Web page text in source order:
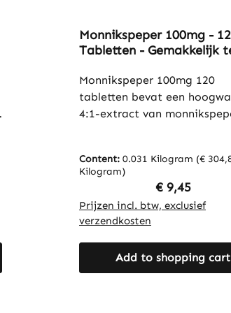
Monnikspeper 100mg -
Tabletten - Gemakkelijk
immuunsysteem, de huid,
botten en meer | Warnke
Vitalstoffe
Monnikspeper 100mg 120
tabletten bevat een
4:1-extract van
traditioneel op
manieren gebruikt. Met 120
tabletten per verpakking is
product eenvoudig te
zink uit zinkcitraat.
Microkristallijne cellulose
Content: 0.031 Kilogram (€
Kilogram)
Regular price:
€ 9,45
Prijzen incl. btw, exclusief
verzendkosten
Add to shopping cart